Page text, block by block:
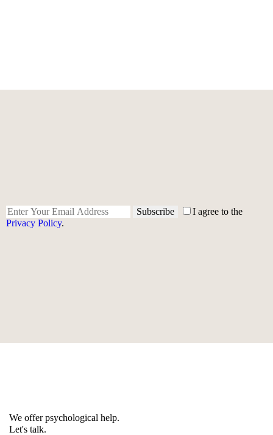
Subscribe
I agree to the
Privacy Policy.
We offer psychological help.​
Let's talk.